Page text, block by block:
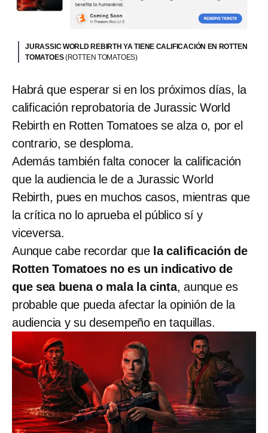
JURASSIC WORLD REBIRTH YA TIENE CALIFICACIÓN EN ROTTEN
TOMATOES(ROTTEN TOMATOES)
Habrá que esperar si en los próximos días, la
calificación reprobatoria de Jurassic World
Rebirth en Rotten Tomatoes se alza o, por el
contrario, se desploma.
Además también falta conocer la calificación
que la audiencia le de a Jurassic World
Rebirth, pues en muchos casos, mientras que
la crítica no lo aprueba el público sí y
viceversa.
Aunque cabe recordar que la calificación de
Rotten Tomatoes no es un indicativo de
que sea buena o mala la cinta, aunque es
probable que pueda afectar la opinión de la
audiencia y su desempeño en taquillas.